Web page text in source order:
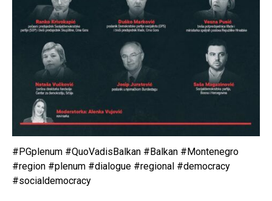
#PGplenum #QuoVadisBalkan #Balkan #Montenegro
#region #plenum #dialogue #regional #democracy
#socialdemocracy